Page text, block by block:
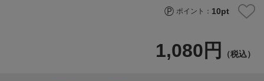
ポイント： 10pt
1,080円 （税込）